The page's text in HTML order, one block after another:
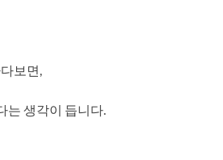
보면,
는 생각이 듭니다.